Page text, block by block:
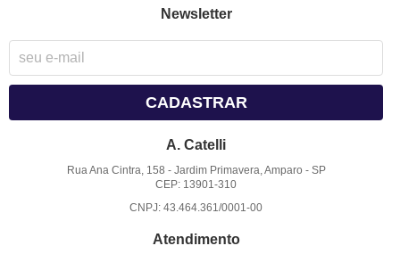
Newsletter
CADASTRAR
A. Catelli
Rua Ana Cintra, 158 - Jardim Primavera, Amparo - SP
CEP: 13901-310
CNPJ: 43.464.361/0001-00
Atendimento